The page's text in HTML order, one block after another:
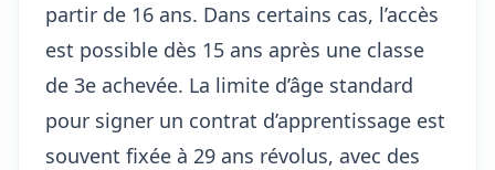
partir de 16 ans. Dans certains cas, l’accès
est possible dès 15 ans après une classe
de 3e achevée. La limite d’âge standard
pour signer un contrat d’apprentissage est
souvent fixée à 29 ans révolus, avec des